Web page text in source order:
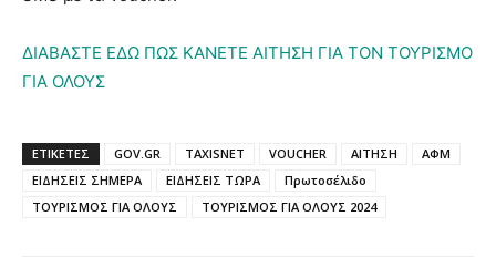
ΔΙΑΒΑΣΤΕ ΕΔΩ ΠΩΣ ΚΑΝΕΤΕ ΑΙΤΗΣΗ ΓΙΑ ΤΟΝ ΤΟΥΡΙΣΜΟ
ΓΙΑ ΟΛΟΥΣ
ΕΤΙΚΈΤΕΣ GOV.GR TAXISNET VOUCHER ΑΙΤΗΣΗ
ΑΦΜ
ΕΙΔΗΣΕΙΣ ΣΗΜΕΡΑ
ΕΙΔΗΣΕΙΣ ΤΩΡΑ
Πρωτοσέλιδο
ΤΟΥΡΙΣΜΟΣ ΓΙΑ ΟΛΟΥΣ
ΤΟΥΡΙΣΜΟΣ ΓΙΑ ΟΛΟΥΣ 2024